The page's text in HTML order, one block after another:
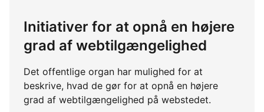
Initiativer for at opnå en højere
grad af webtilgængelighed
Det offentlige organ har mulighed for at
beskrive, hvad de gør for at opnå en højere
grad af webtilgængelighed på webstedet.